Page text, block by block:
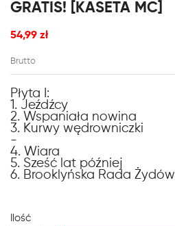
GRATIS! [KASETA MC]
54,99 zł
Brutto
Płyta I:
1. Jeźdźcy
2. Wspaniała nowina
3. Kurwy wędrowniczki
-
4. Wiara
5. Sześć lat później
6. Brooklyńska Rada Żydów
Ilość